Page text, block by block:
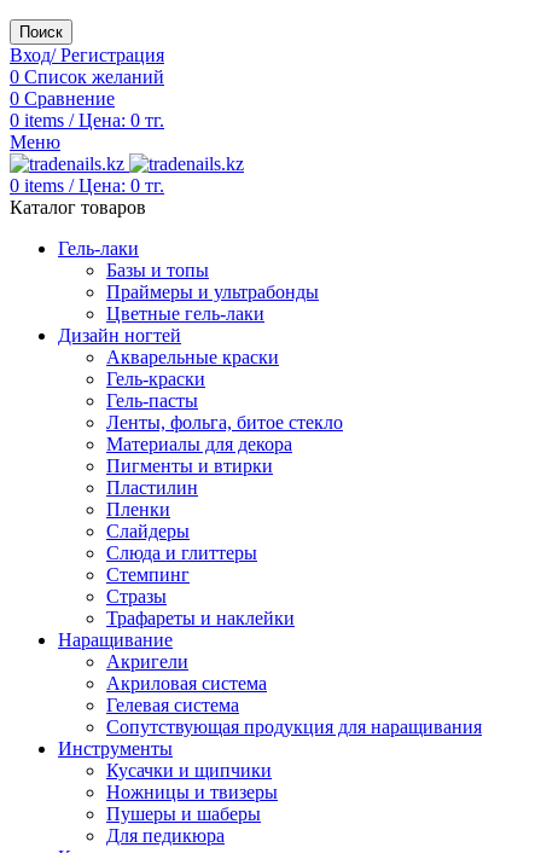
Поиск
Вход/ Регистрация
0 Список желаний
0 Сравнение
0 items / Цена: 0 тг.
Меню
0 items / Цена: 0 тг.
Каталог товаров
Гель-лаки
Базы и топы
Праймеры и ультрабонды
Цветные гель-лаки
Дизайн ногтей
Акварельные краски
Гель-краски
Гель-пасты
Ленты, фольга, битое стекло
Материалы для декора
Пигменты и втирки
Пластилин
Пленки
Слайдеры
Слюда и глиттеры
Стемпинг
Стразы
Трафареты и наклейки
Наращивание
Акригели
Акриловая система
Гелевая система
Сопутствующая продукция для наращивания
Инструменты
Кусачки и щипчики
Ножницы и твизеры
Пушеры и шаберы
Для педикюра